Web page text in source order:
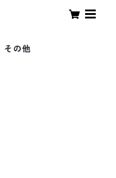
その他